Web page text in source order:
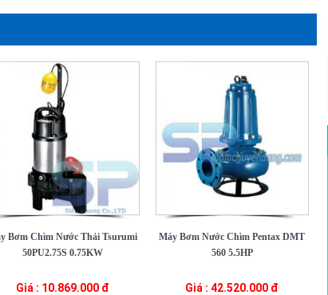
Bơm Chìm Nước Thải Tsurumi
50PU2.75S 0.75KW
Giá : 10.869.000 đ
Máy Bơm Nước Chìm Pentax DMT
560 5.5HP
Giá : 42.520.000 đ